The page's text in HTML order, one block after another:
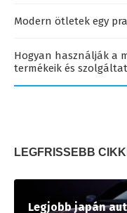
Modern ötletek egy
Hogyan használják a
termékeik és
LEGFRISSEBB
Legjobb japán